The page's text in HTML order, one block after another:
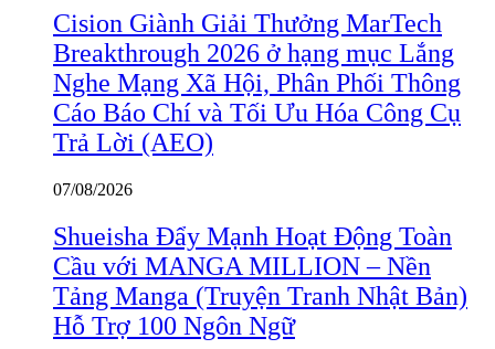
Cision Giành Giải Thưởng MarTech
Breakthrough 2026 ở hạng mục Lắng
Nghe Mạng Xã Hội, Phân Phối Thông
Cáo Báo Chí và Tối Ưu Hóa Công Cụ
Trả Lời (AEO)
07/08/2026
Shueisha Đẩy Mạnh Hoạt Động Toàn
Cầu với MANGA MILLION – Nền
Tảng Manga (Truyện Tranh Nhật Bản)
Hỗ Trợ 100 Ngôn Ngữ